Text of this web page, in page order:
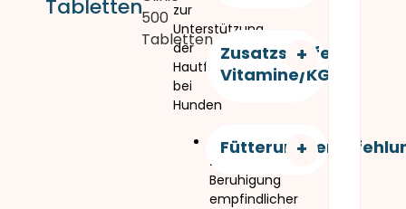
Tabletten500
Tabletten
zur
Unterstützung
der
Hautfunktion
bei
Hunden
trägt
zur
Beruhigung
empfindlicher
Zusatzstoffe
Vitamine/KG: